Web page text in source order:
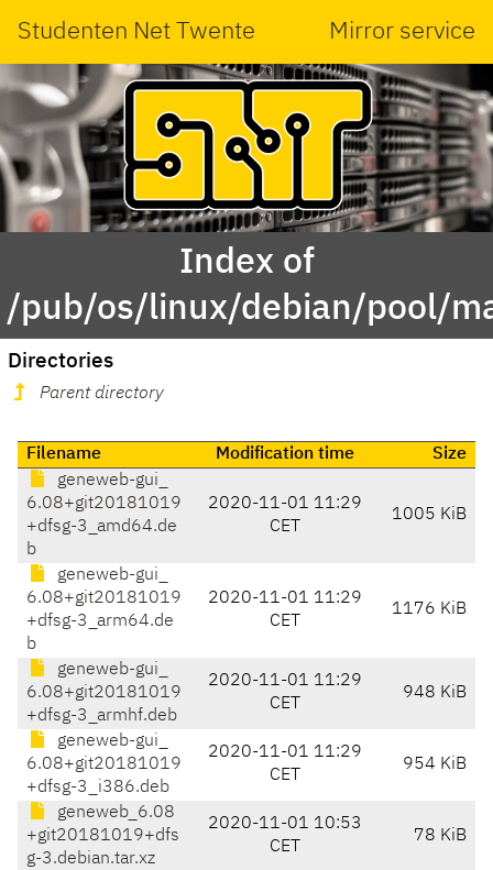
Studenten Net Twente Mirror service
Index of
/pub/os/linux/debian/pool/
Directories
Parent directory
Filename Modification time
Size
geneweb-gui_
6.08+git20181019
+dfsg-3_amd64.de
b
2020-11-01 11:29
CET
1005 KiB
geneweb-gui_
6.08+git20181019
+dfsg-3_arm64.de
b
2020-11-01 11:29
CET
1176 KiB
geneweb-gui_
6.08+git20181019
+dfsg-3_armhf.deb
2020-11-01 11:29
CET
948 KiB
geneweb-gui_
6.08+git20181019
+dfsg-3_i386.deb
2020-11-01 11:29
CET
954 KiB
geneweb_6.08
+git20181019+dfs
g-3.debian.tar.xz
2020-11-01 10:53
CET
78 KiB